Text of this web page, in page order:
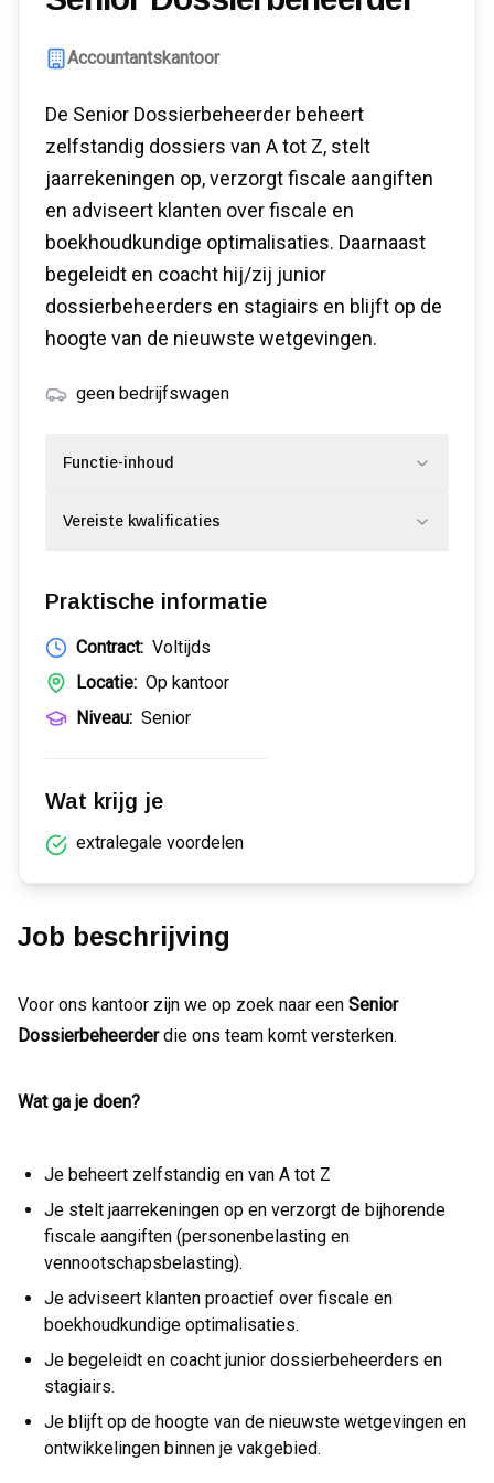
Accountantskantoor
De Senior Dossierbeheerder beheert
zelfstandig dossiers van A tot Z, stelt
jaarrekeningen op, verzorgt fiscale aangiften
en adviseert klanten over fiscale en
boekhoudkundige optimalisaties. Daarnaast
begeleidt en coacht hij/zij junior
dossierbeheerders en stagiairs en blijft op de
hoogte van de nieuwste wetgevingen.
geen bedrijfswagen
Functie-inhoud
Vereiste kwalificaties
Praktische informatie
Contract: Voltijds
Locatie: Op kantoor
Niveau: Senior
Wat krijg je
extralegale voordelen
Job beschrijving
Voor ons kantoor zijn we op zoek naar een Senior
Dossierbeheerderdie ons team komt versterken.
Wat ga je doen?
Je beheert zelfstandig en van A tot Z
Je stelt jaarrekeningen op en verzorgt de bijhorende
fiscale aangiften (personenbelasting en
vennootschapsbelasting).
Je adviseert klanten proactief over fiscale en
boekhoudkundige optimalisaties.
Je begeleidt en coacht junior dossierbeheerders en
stagiairs.
Je blijft op de hoogte van de nieuwste wetgevingen en
ontwikkelingen binnen je vakgebied.